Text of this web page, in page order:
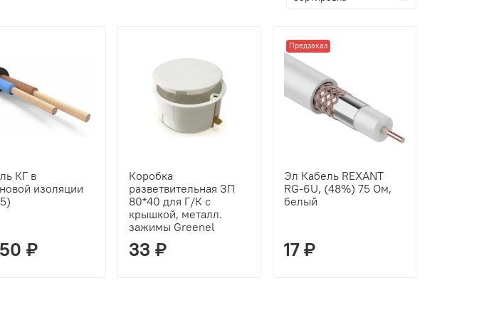
КГ в
изоляции
₽
Коробка
разветвительная ЗП
80*40 для Г/К с
крышкой, металл.
зажимы Greenel
33 ₽
Предзаказ
Эл Кабель REXANT
RG-6U, (48%) 75 Ом,
белый
17 ₽